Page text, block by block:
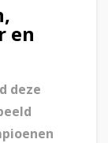
en
deze